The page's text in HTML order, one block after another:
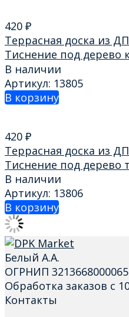
420 ₽
Террасная доска из
Тиснение под дерево
В наличии
Артикул: 13805
В корзину
420 ₽
Террасная доска из
Тиснение под дерево
В наличии
Артикул: 13806
В корзину
Белый А.А.
ОГРНИП
Обработка заказов с
Контакты